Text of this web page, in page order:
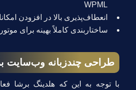
WPML
انعطاف‌پذیری بالا در افزودن
ساختاربندی کاملاً بهینه برای
طراحی چندزبانه وب‌سایت
با توجه به این که هلدینگ برشا